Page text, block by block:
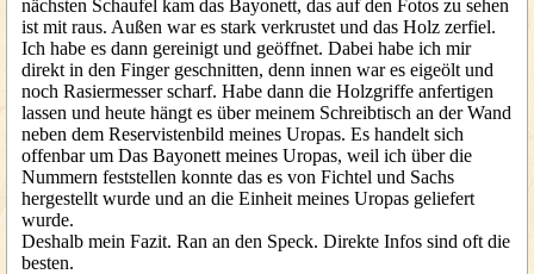
nächsten Schaufel kam das Bayonett, das auf den Fotos zu sehen
ist mit raus. Außen war es stark verkrustet und das Holz zerfiel.
Ich habe es dann gereinigt und geöffnet. Dabei habe ich mir
direkt in den Finger geschnitten, denn innen war es eigeölt und
noch Rasiermesser scharf. Habe dann die Holzgriffe anfertigen
lassen und heute hängt es über meinem Schreibtisch an der Wand
neben dem Reservistenbild meines Uropas. Es handelt sich
offenbar um Das Bayonett meines Uropas, weil ich über die
Nummern feststellen konnte das es von Fichtel und Sachs
hergestellt wurde und an die Einheit meines Uropas geliefert
wurde.
Deshalb mein Fazit. Ran an den Speck. Direkte Infos sind oft die
besten.